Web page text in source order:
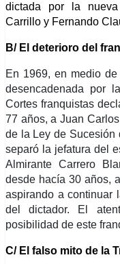
dictada por la
Carrillo y Fernando
B/ El deterioro del
En 1969, en medio
desencadenada por
Cortes franquistas
77 años, a Juan
de la Ley de Sucesión
separó la jefatura del
Almirante Carrero
desde hacía 30 años,
aspirando a continuar
del dictador. El
posibilidad de este
C/ El falso mito de la